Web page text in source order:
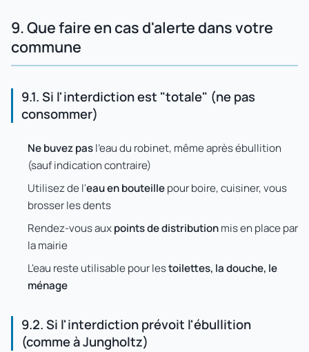
9. Que faire en cas d'alerte dans votre
commune
9.1. Si l'interdiction est "totale" (ne pas
consommer)
Ne buvez pasl'eau du robinet, même après ébullition
(sauf indication contraire)
Utilisez de l'eau en bouteillepour boire, cuisiner, vous
brosser les dents
Rendez-vous auxpoints de distributionmis en place par
la mairie
L'eau reste utilisable pour lestoilettes, la douche, le
ménage
9.2. Si l'interdiction prévoit l'ébullition
(comme à Jungholtz)